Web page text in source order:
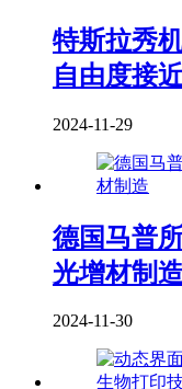
特斯拉秀
自由度接
2024-11-29
德国马普
光增材制造
2024-11-30